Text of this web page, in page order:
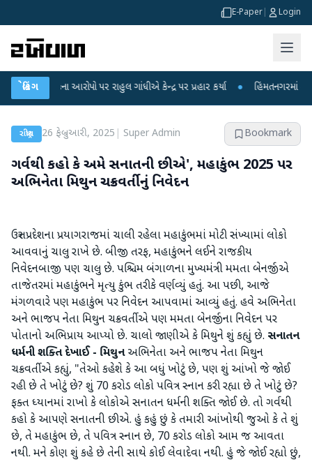
E-Paper Login
બ્રેકિંગ
લીકના આરોપો પર રાહુલ ગાંધીએ કેન્દ્ર પર પ્રહાર કર્યા ● હિંમતનગરમાં રહસ્યમય
રાષ્ટ્રીય 26 ફેબ્રુઆરી, 2025 Super Admin Bookmark
ગર્વથી કહો કે અમે સનાતની છીએ', મહાકુંભ 2025 પર
અભિનેતા મિથુન ચક્રવર્તીનું નિવેદન
ઉત્તર પ્રદેશના પ્રયાગરાજમાં ચાલી રહેલા મહાકુંભમાં મોટી સંખ્યામાં લોકો
આવવાનું ચાલુ રાખે છે. બીજી તરફ, મહાકુંભને લઈને રાજકીય
નિવેદનબાજી પણ ચાલુ છે. પશ્ચિમ બંગાળના મુખ્યમંત્રી મમતા બેનર્જીએ
તાજેતરમાં મહાકુંભને મૃત્યુ કુંભ તરીકે વર્ણવ્યું હતું. આ પછી, આજે
મંગળવારે પણ મહાકુંભ પર નિવેદન આપવામાં આવ્યું હતું. હવે અભિનેતા
અને ભાજપ નેતા મિથુન ચક્રવર્તીએ પણ મમતા બેનર્જીના નિવેદન પર
પોતાનો અભિપ્રાય આપ્યો છે. ચાલો જાણીએ કે મિથુને શું કહ્યું છે. સનાતન
ધર્મની શક્તિ દેખાઈ - મિથુનઅભિનેતા અને ભાજપ નેતા મિથુન
ચક્રવર્તીએ કહ્યું, "તેઓ કહેશે કે આ બધું ખોટું છે, પણ શું આંખો જે જોઈ
રહી છે તે ખોટું છે? શું 70 કરોડ લોકો પવિત્ર સ્નાન કરી રહ્યા છે તે ખોટું છે?
ફક્ત ધ્યાનમાં રાખો કે લોકોએ સનાતન ધર્મની શક્તિ જોઈ છે. તો ગર્વથી
કહો કે આપણે સનાતની છીએ. હું કહું છું કે તમારી આંખોથી જુઓ કે તે શું
છે, તે મહાકુંભ છે, તે પવિત્ર સ્નાન છે, 70 કરોડ લોકો આમ જ આવતા
નથી. મને કોણ શું કહે છે તેની સાથે કોઈ લેવાદેવા નથી. હું જે જોઈ રહ્યો છું,